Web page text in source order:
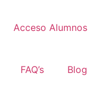
Acceso Alumnos
FAQ’s Blog